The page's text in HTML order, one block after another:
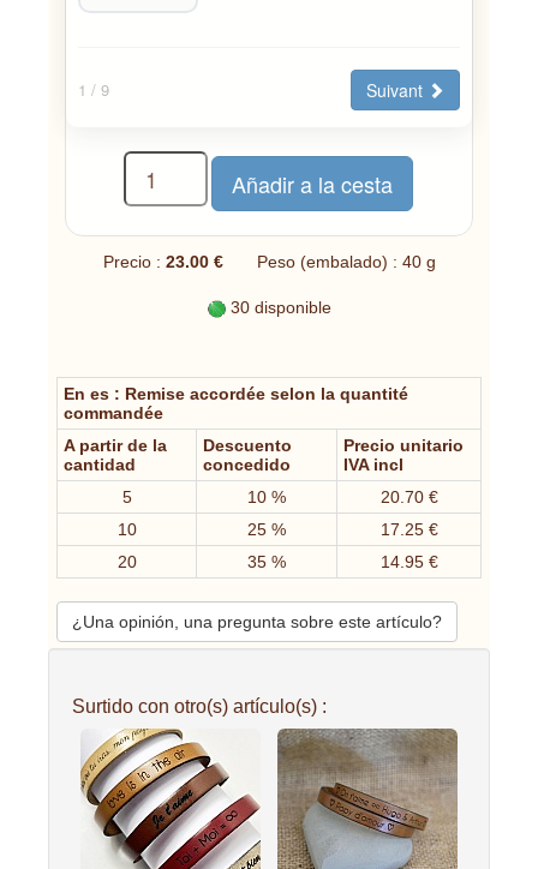
1 / 9 Suivant
Precio : 23.00 € Peso (embalado) : 40 g
30 disponible
En es : Remise accordée selon la quantité
commandée
A partir de la
cantidad
Descuento
concedido
Precio unitario
IVA incl
5
10 %
20.70 €
10
25 %
17.25 €
20
35 % 14.95 €
¿Una opinión, una pregunta sobre este artículo?
Surtido con otro(s) artículo(s) :